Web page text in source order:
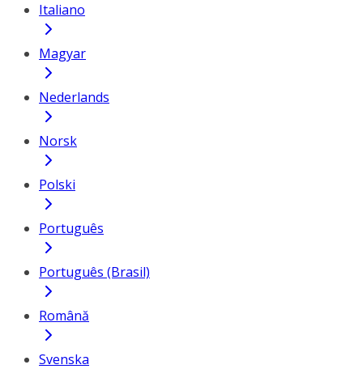
Italiano
Magyar
Nederlands
Norsk
Polski
Português
Português (Brasil)
Română
Svenska